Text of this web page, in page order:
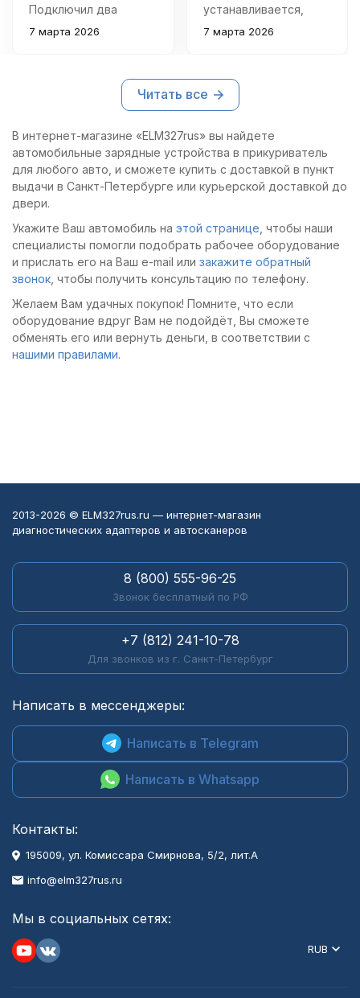
Подключил два
зарядных устройства
7 марта 2026
устанавливается,
надежно работает и
Качество на высоте,
рекомендую!
7 марта 2026
Читать все
В интернет-магазине «ELM327rus» вы найдете
автомобильные зарядные устройства в прикуриватель
для любого авто, и сможете купить с доставкой в пункт
выдачи в Санкт-Петербурге или курьерской доставкой до
двери.
Укажите Ваш автомобиль на этой странице , чтобы наши
специалисты помогли подобрать рабочее оборудование
и прислать его на Ваш e-mail или закажите обратный
звонок , чтобы получить консультацию по телефону.
Желаем Вам удачных покупок! Помните, что если
оборудование вдруг Вам не подойдёт, Вы сможете
обменять его или вернуть деньги, в соответствии с
нашими правилами.
2013-2026 © ELM327rus.ru — интернет-магазин
диагностических адаптеров и автосканеров
8 (800) 555-96-25
Звонок бесплатный по РФ
+7 (812) 241-10-78
Для звонков из г. Санкт-Петербург
Написать в мессенджеры:
Написать в Telegram
Написать в Whatsapp
Контакты:
195009, ул. Комиссара Смирнова, 5/2, лит.А
info@elm327rus.ru
Мы в социальных сетях:
RUB